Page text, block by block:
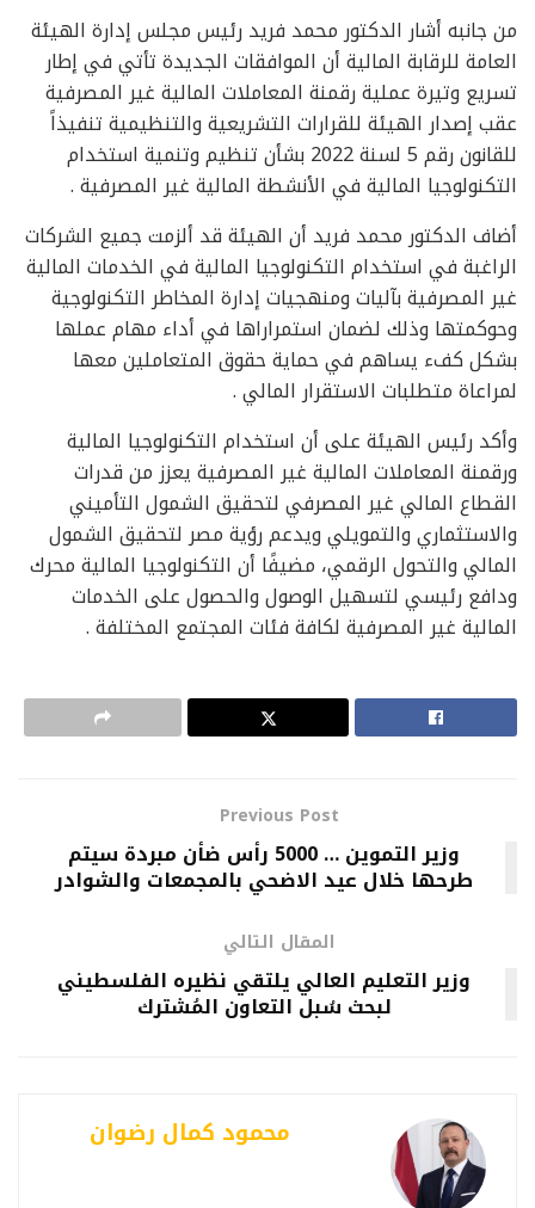
من جانبه أشار الدكتور محمد فريد رئيس مجلس إدارة الهيئة
العامة للرقابة المالية أن الموافقات الجديدة تأتي في إطار
تسريع وتيرة عملية رقمنة المعاملات المالية غير المصرفية
عقب إصدار الهيئة للقرارات التشريعية والتنظيمية تنفيذاً
للقانون رقم 5 لسنة 2022 بشأن تنظيم وتنمية استخدام
التكنولوجيا المالية في الأنشطة المالية غير المصرفية .
أضاف الدكتور محمد فريد أن الهيئة قد ألزمت جميع الشركات
الراغبة في استخدام التكنولوجيا المالية في الخدمات المالية
غير المصرفية بآليات ومنهجيات إدارة المخاطر التكنولوجية
وحوكمتها وذلك لضمان استمراراها في أداء مهام عملها
بشكل كفء يساهم في حماية حقوق المتعاملين معها
لمراعاة متطلبات الاستقرار المالي .
وأكد رئيس الهيئة على أن استخدام التكنولوجيا المالية
ورقمنة المعاملات المالية غير المصرفية يعزز من قدرات
القطاع المالي غير المصرفي لتحقيق الشمول التأميني
والاستثماري والتمويلي ويدعم رؤية مصر لتحقيق الشمول
المالي والتحول الرقمي، مضيفًا أن التكنولوجيا المالية محرك
ودافع رئيسي لتسهيل الوصول والحصول على الخدمات
المالية غير المصرفية لكافة فئات المجتمع المختلفة .
Previous Post
وزير التموين … 5000 رأس ضأن مبردة سيتم
طرحها خلال عيد الاضحي بالمجمعات والشوادر
المقال التالي
وزير التعليم العالي يلتقي نظيره الفلسطيني
لبحث سُبل التعاون المُشترك
محمود كمال رضوان